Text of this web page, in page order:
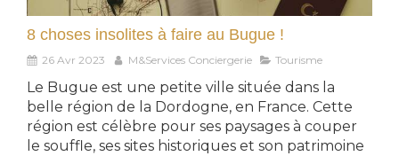
8 choses insolites à faire au Bugue !
26 Avr 2023 M&Services Conciergerie Tourisme
Le Bugue est une petite ville située dans la
belle région de la Dordogne, en France. Cette
région est célèbre pour ses paysages à couper
le souffle, ses sites historiques et son patrimoine